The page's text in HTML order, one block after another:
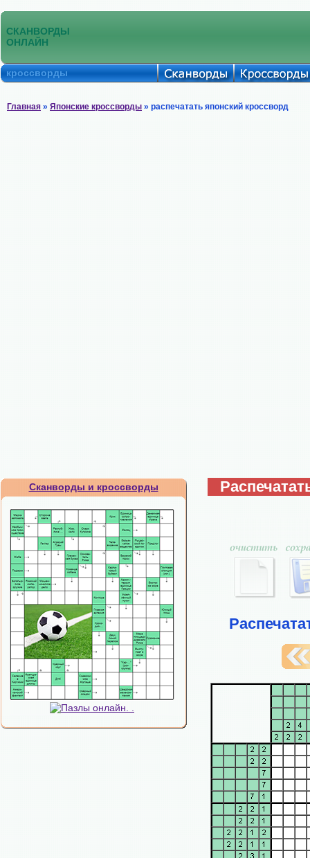
СКАНВОРДЫ
ОНЛАЙН
кроссворды
Главная » Японские кроссворды » распечатать японский кроссворд
Сканворды и кроссворды